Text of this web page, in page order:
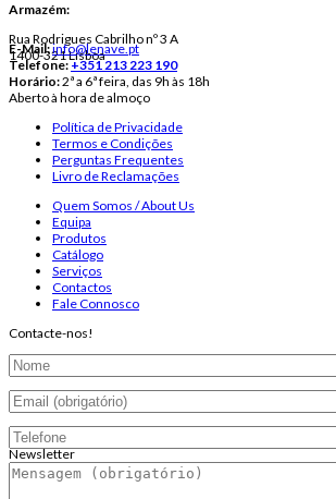
Armazém:
Rua Rodrigues Cabrilho nº 3 A
1400-321 Lisboa
E-Mail:info@lenave.pt
Telefone:+351 213 223 190
Horário:2ª a 6ª feira, das 9h às 18h
Aberto à hora de almoço
Política de Privacidade
Termos e Condições
Perguntas Frequentes
Livro de Reclamações
Quem Somos / About Us
Equipa
Produtos
Catálogo
Serviços
Contactos
Fale Connosco
Contacte-nos!
Newsletter
Endereço de email: